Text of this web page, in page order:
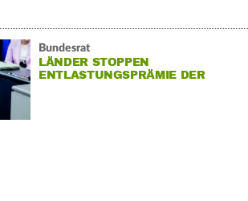
Bundesrat
LÄNDER STOPPEN
ENTLASTUNGSPRÄMIE DER